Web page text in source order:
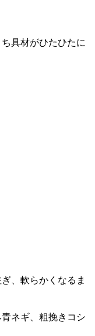
具材がひたひたに
、軟らかくなるま
ネギ、粗挽きコシ